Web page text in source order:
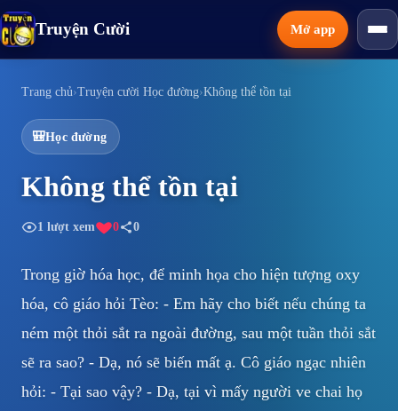
Truyện Cười Mở app
Thể loại
Tính năng
Tải app
Trang chủ›Truyện cười Học đường›Không thể tồn tại
🎒Học đường
Không thể tồn tại
1 lượt xem 0 0
Trong giờ hóa học, để minh họa cho hiện tượng oxy
hóa, cô giáo hỏi Tèo: - Em hãy cho biết nếu chúng ta
ném một thỏi sắt ra ngoài đường, sau một tuần thỏi sắt
sẽ ra sao? - Dạ, nó sẽ biến mất ạ. Cô giáo ngạc nhiên
hỏi: - Tại sao vậy? - Dạ, tại vì mấy người ve chai họ